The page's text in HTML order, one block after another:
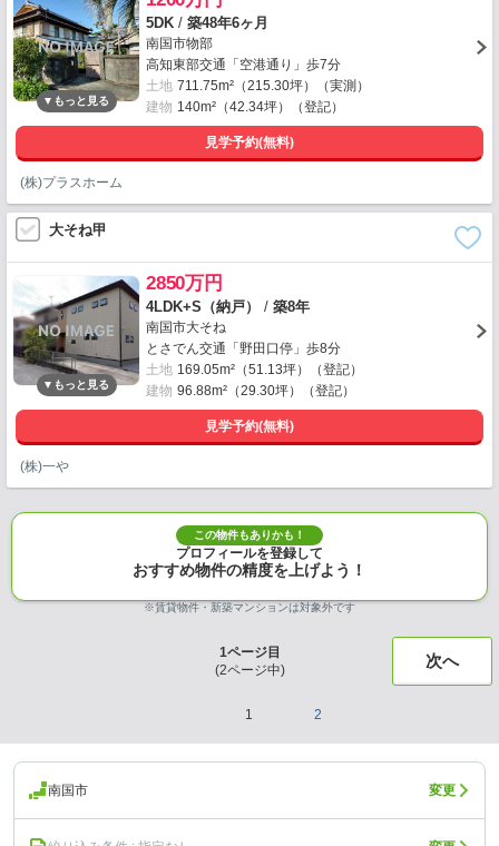
5DK / 築48年6ヶ月
南国市物部
高知東部交通「空港通り」歩7分
土地 711.75m²（215.30坪）（実測）
建物 140m²（42.34坪）（登記）
見学予約(無料)
(株)プラスホーム
大そね甲
2850万円
4LDK+S（納戸） / 築8年
南国市大そね
とさでん交通「野田口停」歩8分
土地 169.05m²（51.13坪）（登記）
建物 96.88m²（29.30坪）（登記）
見学予約(無料)
(株)一や
この物件もありかも！
プロフィールを登録して
おすすめ物件の精度を上げよう！
※賃貸物件・新築マンションは対象外です
1ページ目
(2ページ中) 次へ
1 2
南国市 変更